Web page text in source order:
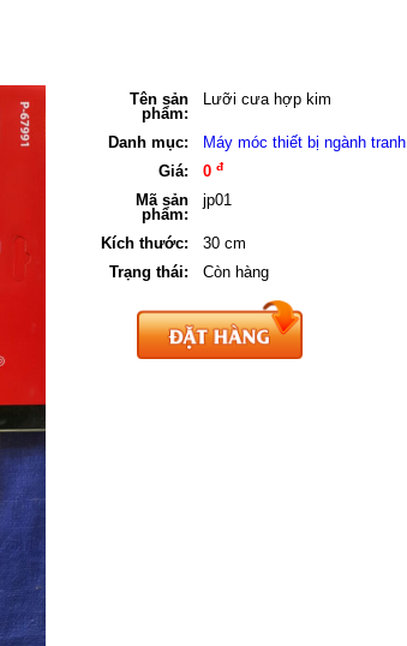
Tên sản
phẩm:
Lưỡi cưa hợp kim
Danh mục:
Máy móc thiết bị ngành tranh
Giá:
0 đ
Mã sản
phẩm:
jp01
Kích thước:
30 cm
Trạng thái:
Còn hàng